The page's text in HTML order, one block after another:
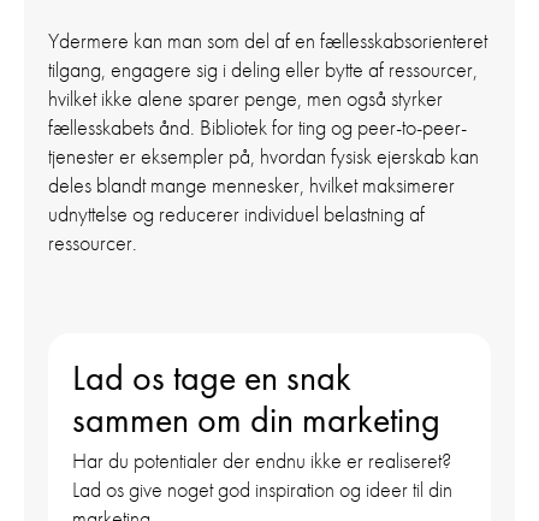
Ydermere kan man som del af en fællesskabsorienteret
tilgang, engagere sig i deling eller bytte af ressourcer,
hvilket ikke alene sparer penge, men også styrker
fællesskabets ånd. Bibliotek for ting og peer-to-peer-
tjenester er eksempler på, hvordan fysisk ejerskab kan
deles blandt mange mennesker, hvilket maksimerer
udnyttelse og reducerer individuel belastning af
ressourcer.
Lad os tage en snak
sammen om din marketing
Har du potentialer der endnu ikke er realiseret?
Lad os give noget god inspiration og ideer til din